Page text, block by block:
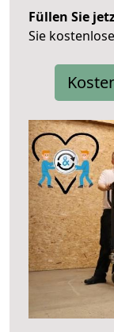
Füllen Sie
Sie